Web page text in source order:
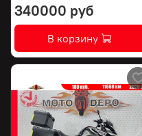
340000 руб
В корзину